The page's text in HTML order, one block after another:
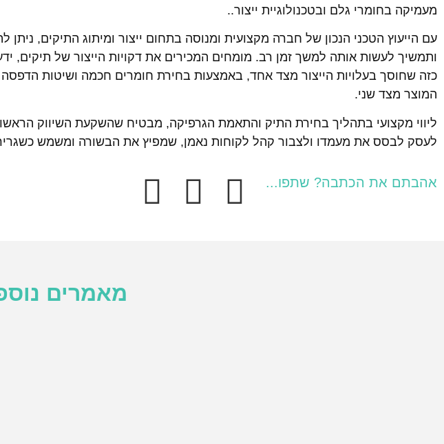
מעמיקה בחומרי גלם ובטכנולוגיית ייצור..
עם הייעוץ הטכני הנכון של חברה מקצועית ומנוסה בתחום ייצור ומיתוג התיקים,
ותמשיך לעשות אותה למשך זמן רב. מומחים המכירים את דקויות הייצור של תיקים,
כזה שחוסך בעלויות הייצור מצד אחד, באמצעות בחירת חומרים חכמה ושיטות הדפסה
המוצר מצד שני.
ליווי מקצועי בתהליך בחירת התיק והתאמת הגרפיקה, מבטיח שהשקעת השיווק
לעסק לבסס את מעמדו ולצבור קהל לקוחות נאמן, שמפיץ את הבשורה ומשמש
אהבתם את הכתבה? שתפו...
מאמרים